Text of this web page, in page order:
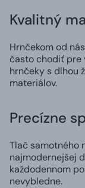
Kvalitný
Hrnčekom od
často chodiť pre
hrnčeky s dlhou
materiálov.
Precízne
Tlač samotného
najmodernejšej
každodennom
nevybledne.